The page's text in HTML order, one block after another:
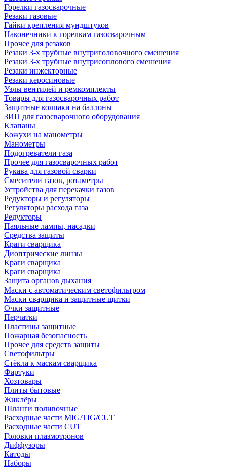
Горелки газосварочные
Резаки газовые
Гайки крепления мундштуков
Наконечники к горелкам газосварочным
Прочее для резаков
Резаки 3-х трубные внутриголовочного смешения
Резаки 3-х трубные внутрисоплового смешения
Резаки инжекторные
Резаки керосиновые
Узлы вентилей и ремкомплекты
Товары для газосварочных работ
Защитные колпаки на баллоны
ЗИП для газосварочного оборудования
Клапаны
Кожухи на манометры
Манометры
Подогреватели газа
Прочее для газосварочных работ
Рукава для газовой сварки
Смесители газов, ротаметры
Устройства для перекачки газов
Редукторы и регуляторы
Регуляторы расхода газа
Редукторы
Паяльные лампы, насадки
Средства защиты
Краги сварщика
Диоптрические линзы
Краги сварщика
Краги сварщика
Защита органов дыхания
Маски с автоматическим светофильтром
Маски сварщика и защитные щитки
Очки защитные
Перчатки
Пластины защитные
Пожарная безопасность
Прочее для средств защиты
Светофильтры
Стёкла к маскам сварщика
Фартуки
Хозтовары
Плиты бытовые
Жиклёры
Шланги поливочные
Расходные части MIG/TIG/CUT
Расходные части CUT
Головки плазмотронов
Диффузоры
Катоды
Наборы